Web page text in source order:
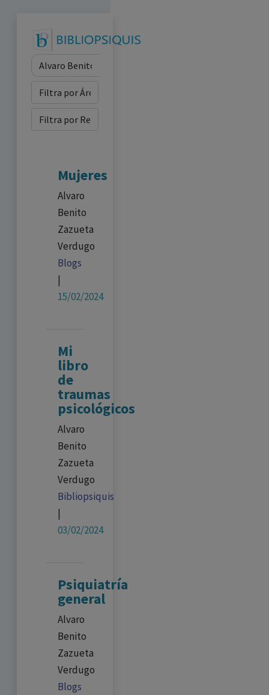
Mujeres
Alvaro
Benito
Zazueta
Verdugo
Blogs
|
15/02/2024
Mi
libro
de
traumas
psicológicos
Alvaro
Benito
Zazueta
Verdugo
Bibliopsiquis
|
03/02/2024
Psiquiatría
general
Alvaro
Benito
Zazueta
Verdugo
Blogs